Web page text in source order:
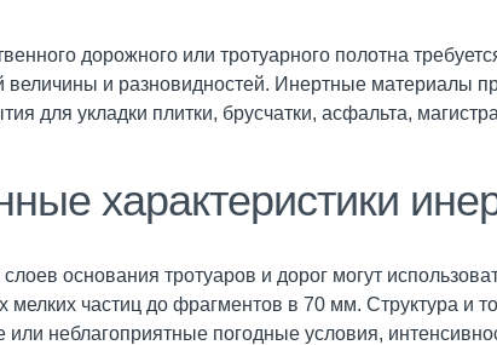
дорожного или тротуарного полотна
величины и разновидностей. Инертные материалы
для укладки плитки, брусчатки, асфальта,
характеристики
основания тротуаров и дорог могут
мелких частиц до фрагментов в 70 мм. Структура и
или неблагоприятные погодные условия,